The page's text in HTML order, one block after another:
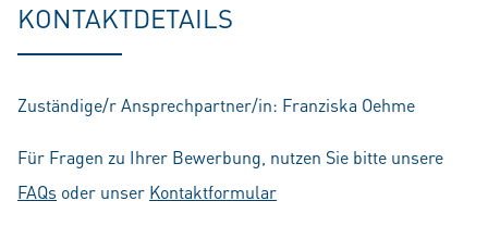
KONTAKTDETAILS
Zuständige/r Ansprechpartner/in: Franziska Oehme
Für Fragen zu Ihrer Bewerbung, nutzen Sie bitte unsere
FAQs oder unser Kontaktformular